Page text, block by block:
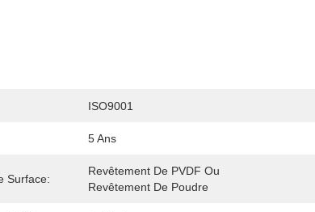
ISO9001
5 Ans
Surface:
Revêtement De PVDF Ou
Revêtement De Poudre